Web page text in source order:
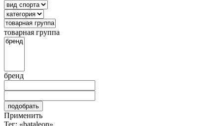
товарная группа
бренд
Применить
Тег: «bataleon»